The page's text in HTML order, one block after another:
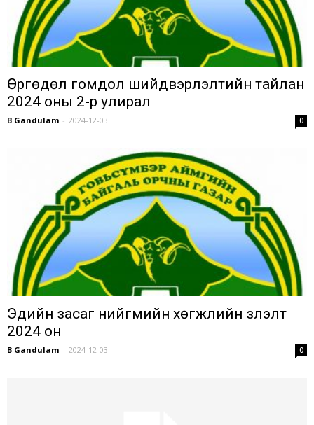
Өргөдөл гомдол шийдвэрлэлтийн тайлан
2024 оны 2-р улирал
B Gandulam - 2024-12-03 0
Эдийн засаг нийгмийн хөгжлийн үзүүлэлт
2024 он
B Gandulam - 2024-12-03 0